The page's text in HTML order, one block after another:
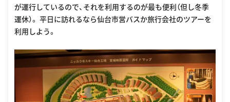
が運行しているので、それを利用するのが最も便利（但し冬季
運休）。 平日に訪れるなら仙台市営バスか旅行会社のツアーを
利用しよう。